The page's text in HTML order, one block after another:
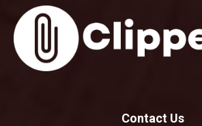
Contact Us